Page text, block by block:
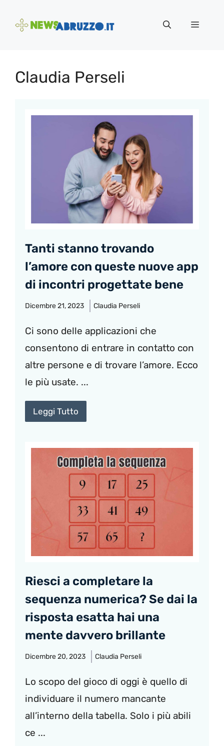
Menu
Claudia Perseli
Tanti stanno trovando
l’amore con queste nuove app
di incontri progettate bene
Dicembre 21, 2023 Claudia Perseli
Ci sono delle applicazioni che
consentono di entrare in contatto con
altre persone e di trovare l’amore. Ecco
le più usate. ...
Leggi Tutto
Riesci a completare la
sequenza numerica? Se dai la
risposta esatta hai una
mente davvero brillante
Dicembre 20, 2023 Claudia Perseli
Lo scopo del gioco di oggi è quello di
individuare il numero mancante
all’interno della tabella. Solo i più abili
ce ...